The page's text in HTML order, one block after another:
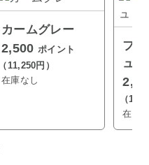
カームグレー
2,500 ポイント
（11,250円）
在庫なし
フ
ュ
（
在庫